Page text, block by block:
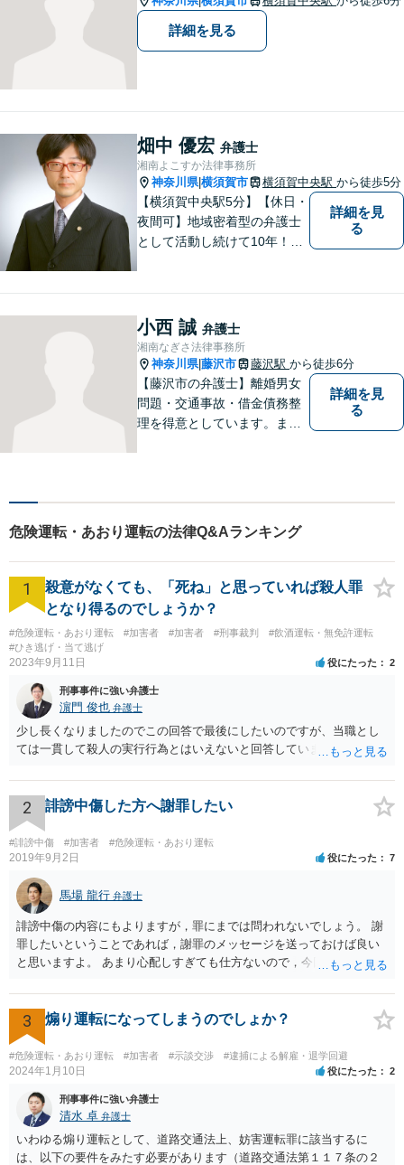
詳細を見る
畑中 優宏 弁護士
湘南よこすか法律事務所
神奈川県|横須賀市 横須賀中央駅 から徒歩5分
【横須賀中央駅5分】【休日・
夜間可】地域密着型の弁護士
として活動し続けて10年！豊
可】【女性弁護士在籍】
詳細を見
る
小西 誠 弁護士
湘南なぎさ法律事務所
神奈川県|藤沢市 藤沢駅 から徒歩6分
【藤沢市の弁護士】離婚男女
問題・交通事故・借金債務整
理を得意としています。ま
談ください。
詳細を見
る
危険運転・あおり運転の法律Q&Aランキング
1
殺意がなくても、「死ね」と思っていれば殺人罪
となり得るのでしょうか？
#危険運転・あおり運転 #加害者 #加害者 #刑事裁判
#飲酒運転・無免許運転
#ひき逃げ・当て逃げ
2023年9月11日 役にたった 2
刑事事件に強い弁護士
濵門 俊也 弁護士
少し長くなりましたのでこの回答で最後にしたいのですが、当職とし
ては一貫して殺人の実行行為とはいえないと回答しています。
2 誹謗中傷した方へ謝罪したい
#誹謗中傷 #加害者 #危険運転・あおり運転
2019年9月2日 役にたった 7
馬場 龍行 弁護士
誹謗中傷の内容にもよりますが，罪にまでは問われないでしょう。 謝
罪したいということであれば，謝罪のメッセージを送っておけば良い
と思いますよ。 あまり心配しすぎても仕方ないので，今回の教訓を今
3 煽り運転になってしまうのでしょか？
#危険運転・あおり運転 #加害者 #示談交渉 #逮捕による解雇・退学回避
2024年1月10日 役にたった 2
刑事事件に強い弁護士
清水 卓 弁護士
いわゆる煽り運転として、道路交通法上、妨害運転罪に該当するに
は、以下の要件をみたす必要があります（道路交通法第１１７条の２